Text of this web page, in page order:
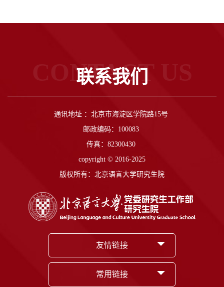
联系我们
CONTACT US
通讯地址 ：北京市海淀区学院路15号
邮政编码：100083
传真：82300430
copyright © 2016-2025
版权所有：北京语言大学研究生院
友情链接
常用链接